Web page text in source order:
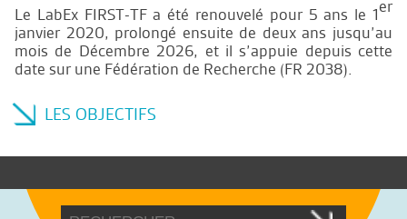
Le LabEx FIRST-TF a été renouvelé pour 5 ans le 1er
janvier 2020, prolongé ensuite de deux ans jusqu’au
mois de Décembre 2026, et il s’appuie depuis cette
date sur une Fédération de Recherche (FR 2038).
LES OBJECTIFS